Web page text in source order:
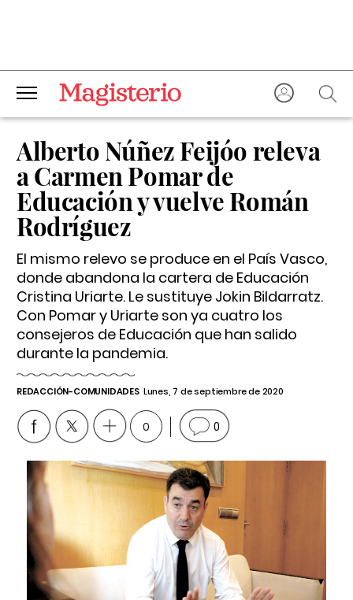
Alberto Núñez Feijóo releva
a Carmen Pomar de
Educación y vuelve Román
Rodríguez
El mismo relevo se produce en el País Vasco,
donde abandona la cartera de Educación
Cristina Uriarte. Le sustituye Jokin Bildarratz.
Con Pomar y Uriarte son ya cuatro los
consejeros de Educación que han salido
durante la pandemia.
REDACCIÓN-COMUNIDADES Lunes, 7 de septiembre de 2020
0 0